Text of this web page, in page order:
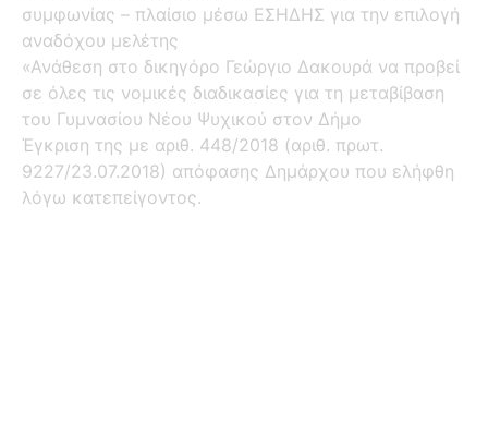
συμφωνίας – πλαίσιο μέσω ΕΣΗΔΗΣ για την επιλογή
αναδόχου μελέτης
«Ανάθεση στο δικηγόρο Γεώργιο Δακουρά να προβεί
σε όλες τις νομικές διαδικασίες για τη μεταβίβαση
του Γυμνασίου Νέου Ψυχικού στον Δήμο
Έγκριση της με αριθ. 448/2018 (αριθ. πρωτ.
9227/23.07.2018) απόφασης Δημάρχου που ελήφθη
λόγω κατεπείγοντος.